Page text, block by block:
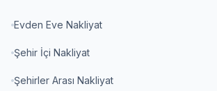
Evden Eve Nakliyat
Şehir İçi Nakliyat
Şehirler Arası Nakliyat